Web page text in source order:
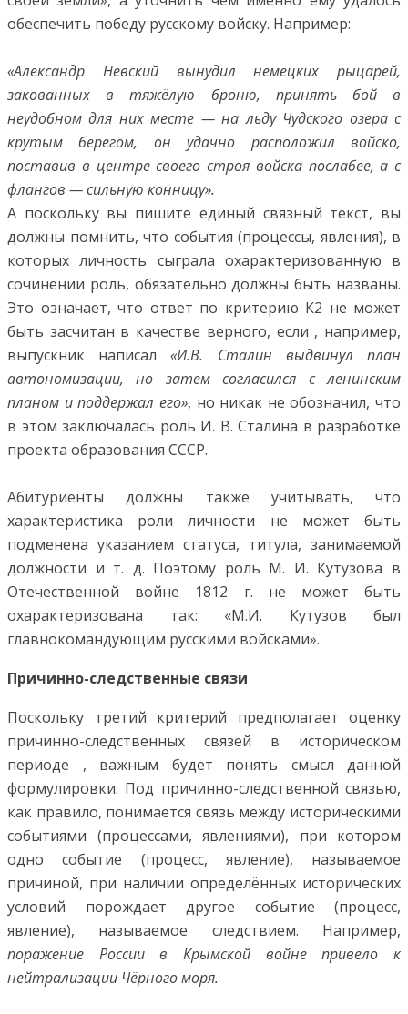
обеспечить победу русскому войску. Например:
«Александр Невский вынудил немецких рыцарей,
закованных в тяжёлую броню, принять бой в
неудобном для них месте — на льду Чудского озера с
крутым берегом, он удачно расположил войско,
поставив в центре своего строя войска послабее, а с
флангов — сильную конницу».
А поскольку вы пишите единый связный текст, вы
должны помнить, что события (процессы, явления), в
которых личность сыграла охарактеризованную в
сочинении роль, обязательно должны быть названы.
Это означает, что ответ по критерию К2 не может
быть засчитан в качестве верного, если , например,
выпускник написал«И.В. Сталин выдвинул план
автономизации, но затем согласился с ленинским
планом и поддержал его», но никак не обозначил, что
в этом заключалась роль И. В. Сталина в разработке
проекта образования СССР.
Абитуриенты должны также учитывать, что
характеристика роли личности не может быть
подменена указанием статуса, титула, занимаемой
должности и т. д. Поэтому роль М. И. Кутузова в
Отечественной войне 1812 г. не может быть
охарактеризована так: «М.И. Кутузов был
главнокомандующим русскими войсками».
Причинно-следственные связи
Поскольку третий критерий предполагает оценку
причинно-следственных связей в историческом
периоде , важным будет понять смысл данной
формулировки. Под причинно-следственной связью,
как правило, понимается связь между историческими
событиями (процессами, явлениями), при котором
одно событие (процесс, явление), называемое
причиной, при наличии определённых исторических
условий порождает другое событие (процесс,
явление), называемое следствием. Например,
поражение России в Крымской войне привело к
нейтрализации Чёрного моря.